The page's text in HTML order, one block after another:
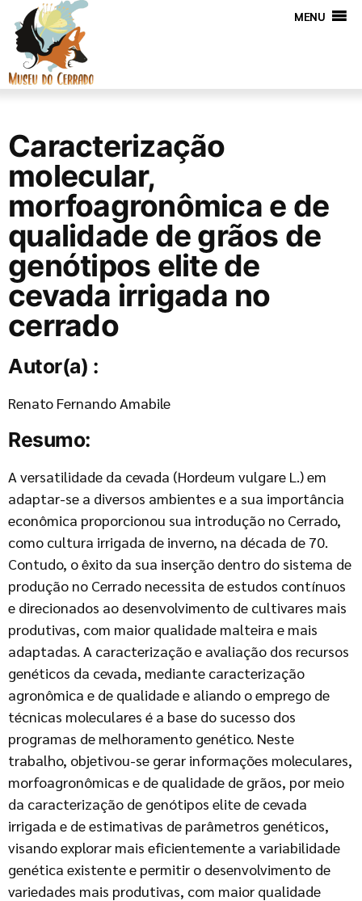
MENU
Caracterização
molecular,
morfoagronômica e de
qualidade de grãos de
genótipos elite de
cevada irrigada no
cerrado
Autor(a) :
Renato Fernando Amabile
Resumo:
A versatilidade da cevada (Hordeum vulgare L.) em
adaptar-se a diversos ambientes e a sua importância
econômica proporcionou sua introdução no Cerrado,
como cultura irrigada de inverno, na década de 70.
Contudo, o êxito da sua inserção dentro do sistema de
produção no Cerrado necessita de estudos contínuos
e direcionados ao desenvolvimento de cultivares mais
produtivas, com maior qualidade malteira e mais
adaptadas. A caracterização e avaliação dos recursos
genéticos da cevada, mediante caracterização
agronômica e de qualidade e aliando o emprego de
técnicas moleculares é a base do sucesso dos
programas de melhoramento genético. Neste
trabalho, objetivou-se gerar informações moleculares,
morfoagronômicas e de qualidade de grãos, por meio
da caracterização de genótipos elite de cevada
irrigada e de estimativas de parâmetros genéticos,
visando explorar mais eficientemente a variabilidade
genética existente e permitir o desenvolvimento de
variedades mais produtivas, com maior qualidade